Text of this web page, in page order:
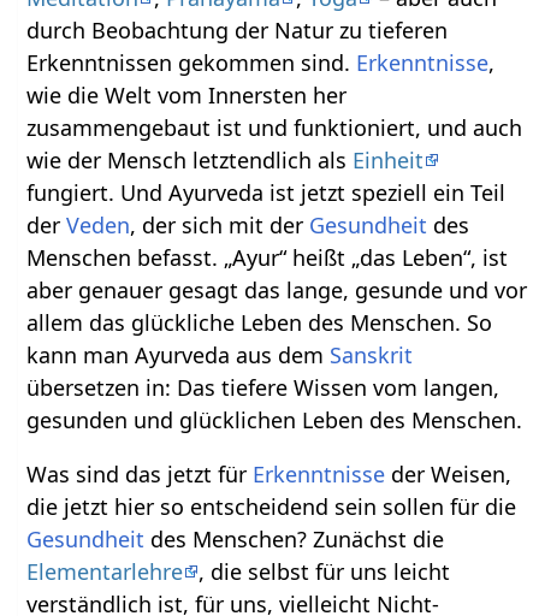
durch Beobachtung der Natur zu tieferen
Erkenntnissen gekommen sind. Erkenntnisse,
wie die Welt vom Innersten her
zusammengebaut ist und funktioniert, und auch
wie der Mensch letztendlich als Einheit
fungiert. Und Ayurveda ist jetzt speziell ein Teil
derVeden, der sich mit der Gesundheit des
Menschen befasst. „Ayur“ heißt „das Leben“, ist
aber genauer gesagt das lange, gesunde und vor
allem das glückliche Leben des Menschen. So
kann man Ayurveda aus dem Sanskrit
übersetzen in: Das tiefere Wissen vom langen,
gesunden und glücklichen Leben des Menschen.
Was sind das jetzt für Erkenntnisse der Weisen,
die jetzt hier so entscheidend sein sollen für die
Gesundheit des Menschen? Zunächst die
Elementarlehre , die selbst für uns leicht
verständlich ist, für uns, vielleicht Nicht-